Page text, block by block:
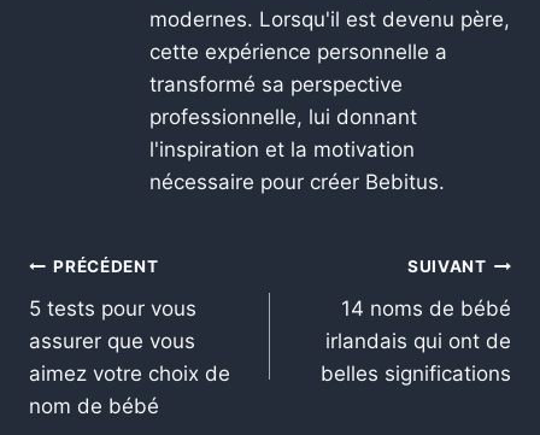
modernes. Lorsqu'il est devenu père,
cette expérience personnelle a
transformé sa perspective
professionnelle, lui donnant
l'inspiration et la motivation
nécessaire pour créer Bebitus.
PRÉCÉDENT
5 tests pour vous
assurer que vous
aimez votre choix de
nom de bébé
SUIVANT
14 noms de bébé
irlandais qui ont de
belles significations